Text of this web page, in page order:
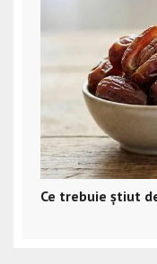
Ce trebuie știut